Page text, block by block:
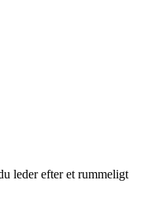
leder efter et rummeligt